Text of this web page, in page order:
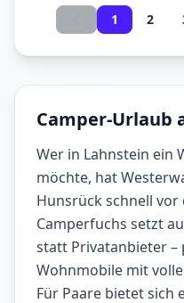
1 2
Camper-Urlaub
Wer in Lahnstein ein
möchte, hat
Hunsrück schnell
Camperfuchs setzt
statt Privatanbieter
Wohnmobile mit
Für Paare bietet sich